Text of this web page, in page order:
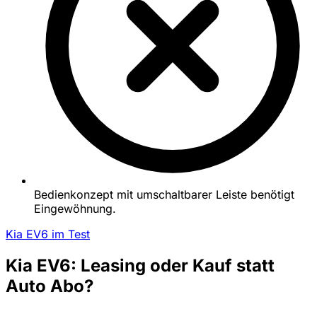
Bedienkonzept mit umschaltbarer Leiste benötigt
Eingewöhnung.
Kia EV6 im Test
Kia EV6: Leasing oder Kauf statt
Auto Abo?